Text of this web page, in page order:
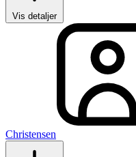
Vis detaljer
Christensen